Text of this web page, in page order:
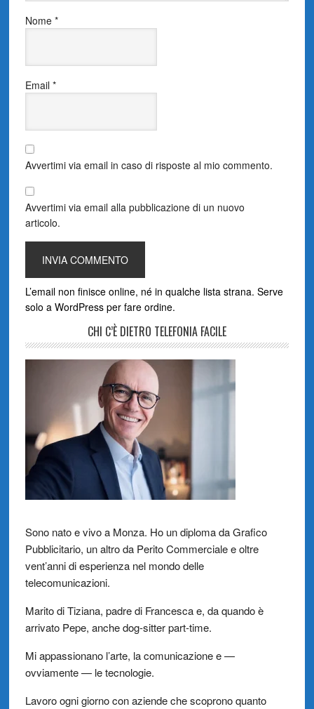
Nome *
Email *
Avvertimi via email in caso di risposte al mio commento.
Avvertimi via email alla pubblicazione di un nuovo
articolo.
L’email non finisce online, né in qualche lista strana. Serve
solo a WordPress per fare ordine.
CHI C’È DIETRO TELEFONIA FACILE
Sono nato e vivo a Monza. Ho un diploma da Grafico
Pubblicitario, un altro da Perito Commerciale e oltre
vent’anni di esperienza nel mondo delle
telecomunicazioni.
Marito di Tiziana, padre di Francesca e, da quando è
arrivato Pepe, anche dog-sitter part-time.
Mi appassionano l’arte, la comunicazione e —
ovviamente — le tecnologie.
Lavoro ogni giorno con aziende che scoprono quanto